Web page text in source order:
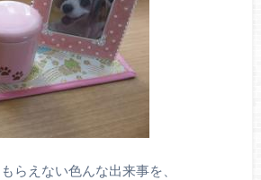
らえない色んな出来事を、